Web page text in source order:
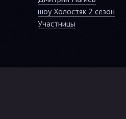
шоу Холостяк 2 сезон
Участницы